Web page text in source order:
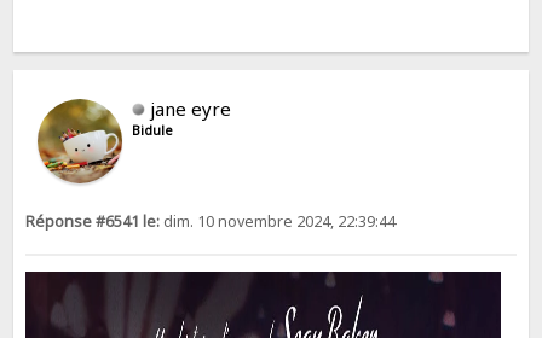
jane eyre
Bidule
Réponse #6541 le: dim. 10 novembre 2024, 22:39:44